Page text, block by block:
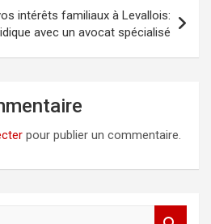
intérêts familiaux à Levallois:
avec un avocat spécialisé
pour publier un commentaire.